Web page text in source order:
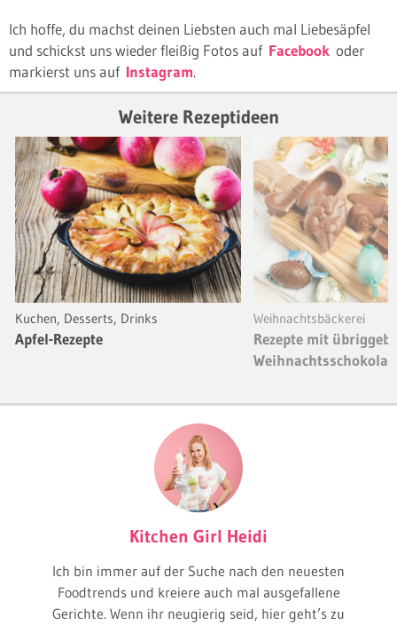
Ich hoffe, du machst deinen Liebsten auch mal Liebesäpfel
und schickst uns wieder fleißig Fotos auf Facebook oder
markierst uns auf Instagram.
Weitere Rezeptideen
Kuchen, Desserts, Drinks
Apfel-Rezepte
Weihnachtsbäckerei
Rezepte mit
Kitchen Girl Heidi
Ich bin immer auf der Suche nach den neuesten
Foodtrends und kreiere auch mal ausgefallene
Gerichte. Wenn ihr neugierig seid, hier geht’s zu